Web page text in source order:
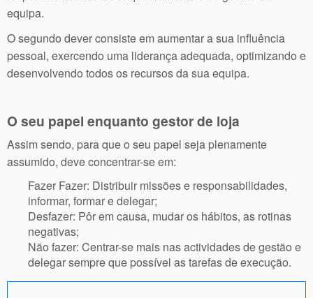
equipa.
O segundo dever consiste em aumentar a sua influência
pessoal, exercendo uma liderança adequada, optimizando e
desenvolvendo todos os recursos da sua equipa.
O seu papel enquanto gestor de loja
Assim sendo, para que o seu papel seja plenamente
assumido, deve concentrar-se em:
Fazer Fazer: Distribuir missões e responsabilidades,
informar, formar e delegar;
Desfazer: Pôr em causa, mudar os hábitos, as rotinas
negativas;
Não fazer: Centrar-se mais nas actividades de gestão e
delegar sempre que possível as tarefas de execução.